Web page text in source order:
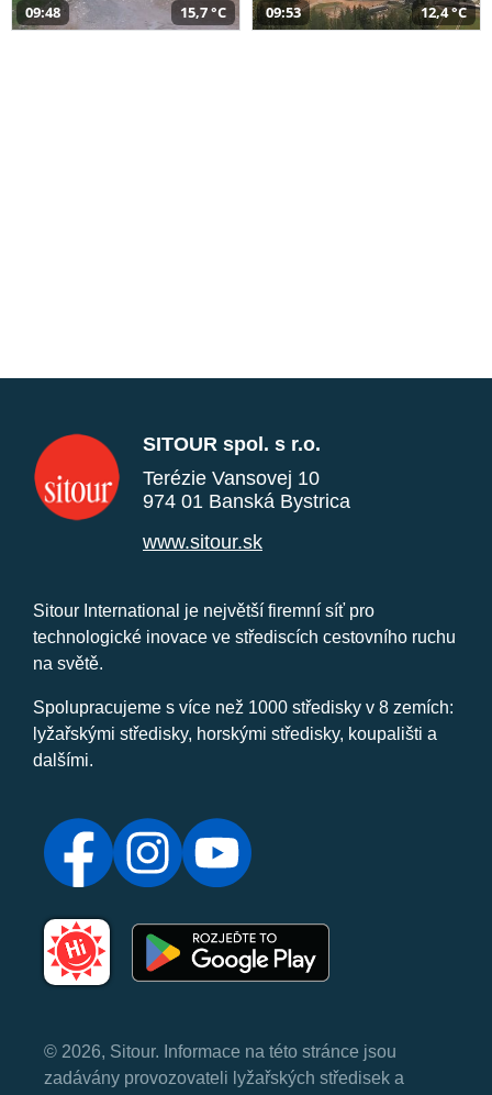
09:48 15,7 °C 09:53 12,4 °C
SITOUR spol. s r.o.
Terézie Vansovej 10
974 01 Banská Bystrica
www.sitour.sk
Sitour International je největší firemní síť pro
technologické inovace ve střediscích cestovního ruchu
na světě.
Spolupracujeme s více než 1000 středisky v 8 zemích:
lyžařskými středisky, horskými středisky, koupališti a
dalšími.
© 2026, Sitour. Informace na této stránce jsou
zadávány provozovateli lyžařských středisek a